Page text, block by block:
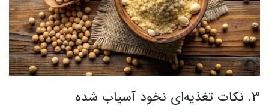
3. نکات تغذیه‌ای نخود آسیاب شده